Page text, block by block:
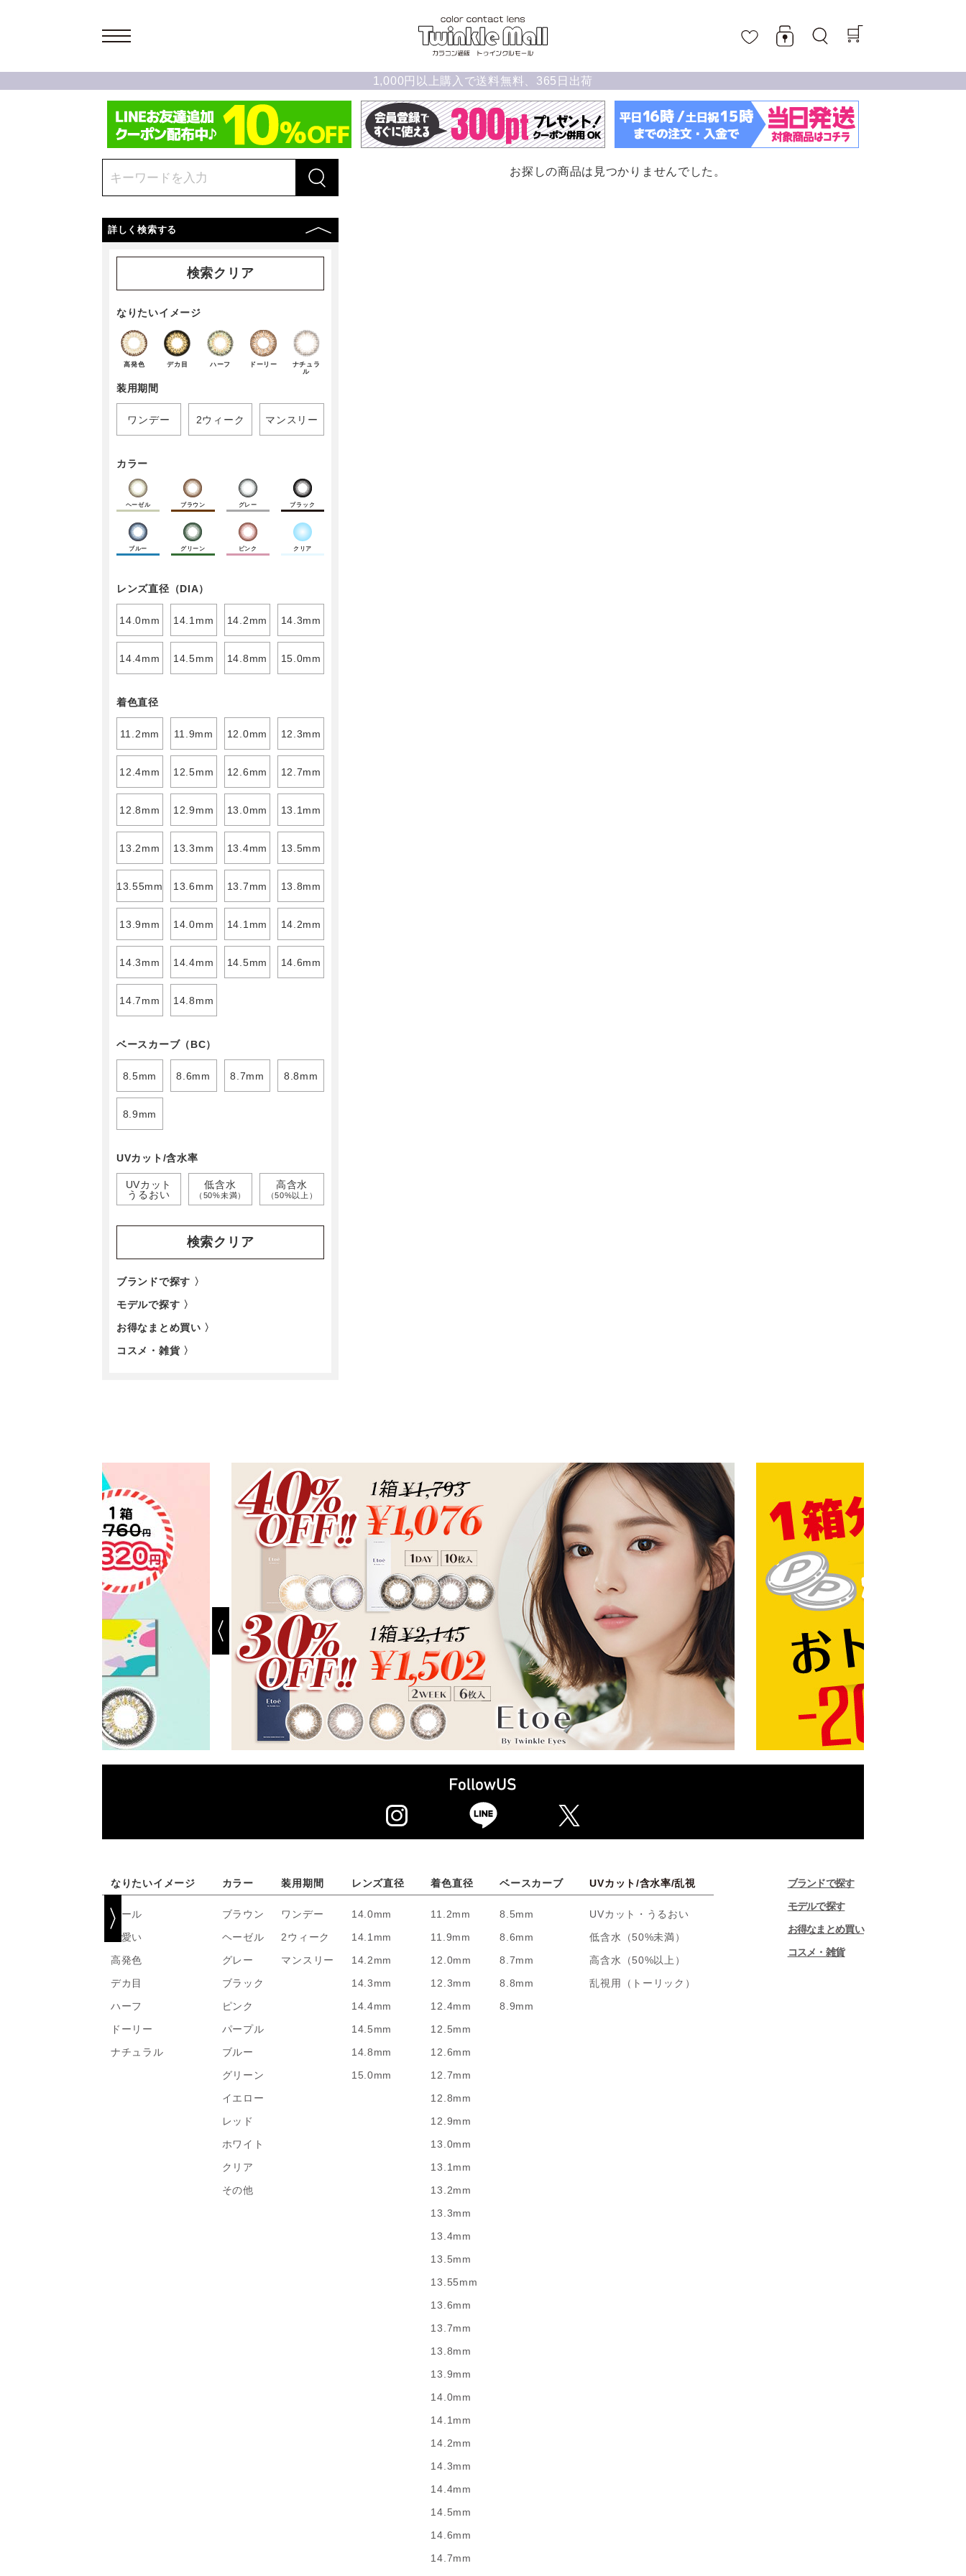
1,000円以上購入で送料無料、365日出荷
詳しく検索する
検索クリア
なりたいイメージ
高発色 デカ目 ハーフ ドーリー
ナチュラ
ル
装用期間
ワンデー 2ウィーク マンスリー
カラー
ヘーゼル ブラウン グレー ブラック
ブルー グリーン ピンク クリア
レンズ直径（DIA）
14.0mm 14.1mm 14.2mm 14.3mm
14.4mm 14.5mm 14.8mm 15.0mm
着色直径
11.2mm 11.9mm 12.0mm 12.3mm
12.4mm 12.5mm 12.6mm 12.7mm
12.8mm 12.9mm 13.0mm 13.1mm
13.2mm 13.3mm 13.4mm 13.5mm
13.55mm 13.6mm 13.7mm 13.8mm
13.9mm 14.0mm 14.1mm 14.2mm
14.3mm 14.4mm 14.5mm 14.6mm
14.7mm 14.8mm
ベースカーブ（BC）
8.5mm 8.6mm 8.7mm 8.8mm
8.9mm
UVカット/含水率
UVカット
うるおい
低含水
（50%未満）
高含水
（50%以上）
検索クリア
ブランドで探す 〉
モデルで探す 〉
お得なまとめ買い 〉
コスメ・雑貨 〉
お探しの商品は見つかりませんでした。
なりたいイメージ
クール
可愛い
高発色
デカ目
ハーフ
ドーリー
ナチュラル
カラー
ブラウン
ヘーゼル
グレー
ブラック
ピンク
パープル
ブルー
グリーン
イエロー
レッド
ホワイト
クリア
その他
装用期間
ワンデー
2ウィーク
マンスリー
レンズ直径
14.0mm
14.1mm
14.2mm
14.3mm
14.4mm
14.5mm
14.8mm
15.0mm
着色直径
11.2mm
11.9mm
12.0mm
12.3mm
12.4mm
12.5mm
12.6mm
12.7mm
12.8mm
12.9mm
13.0mm
13.1mm
13.2mm
13.3mm
13.4mm
13.5mm
13.55mm
13.6mm
13.7mm
13.8mm
13.9mm
14.0mm
14.1mm
14.2mm
14.3mm
14.4mm
14.5mm
14.6mm
14.7mm
ベースカーブ
8.5mm
8.6mm
8.7mm
8.8mm
8.9mm
UVカット/含水率/乱視
UVカット・うるおい
低含水（50%未満）
高含水（50%以上）
乱視用（トーリック）
ブランドで探す
モデルで探す
お得なまとめ買い
コスメ・雑貨